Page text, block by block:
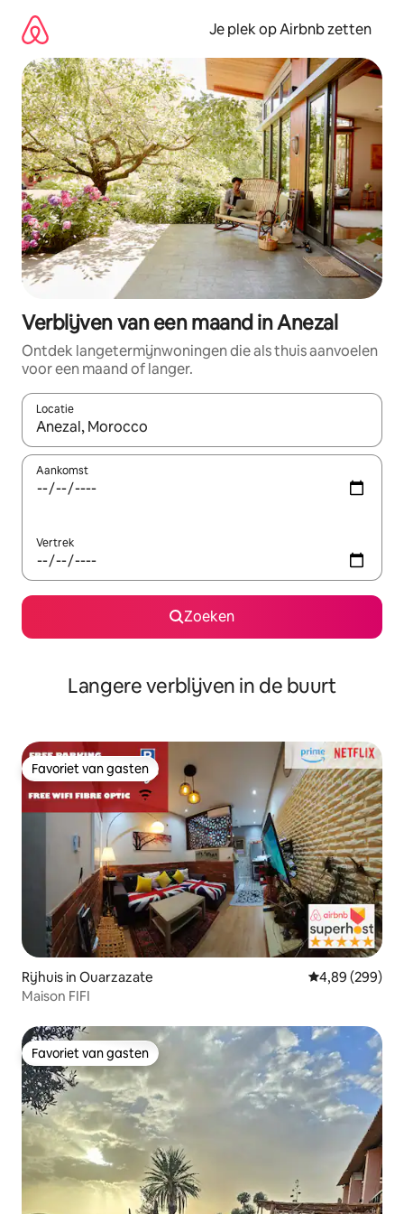
direct
naar
inhoud
Je plek op Airbnb zetten
Verblijven van een maand in Anezal
Ontdek langetermijnwoningen die als thuis aanvoelen
voor een maand of langer.
Locatie
Wanneer er resultaten beschikbaar zijn, maak je een keuze
Aankomst
Vertrek
Zoeken
Langere verblijven in de buurt
Favoriet van gasten
Favoriet van gasten
Rijhuis in Ouarzazate Gemiddelde
4,89 (299)
Maison FIFI
Favoriet van gasten
Favoriet van gasten